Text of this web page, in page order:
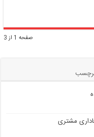
صفحه 1 از 3
مشتری